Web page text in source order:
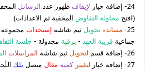
24- إضافة خيار
لإيقاف ظهور عدد الرسائل
(افتح محاولة التفاوض المخفية ثم الاعدادات)
25- مساندة تحويل ثيم شاشة إستحداث مجموعة
جماعية قريبة العهد - برقية مجدولة - جلسة
26- إضافة قسم
لتحويل ثيم شاشة المراسلات
27- إضافة خيار
لتغيير كمية مقال متصل تلك